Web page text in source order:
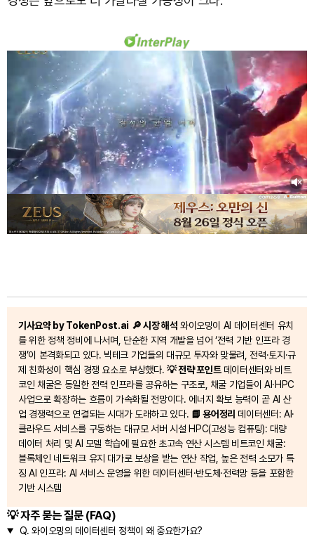
기사요약 by TokenPost.ai 🔎 시장 해석 와이오밍이 AI 데이터센터 유치
를 위한 정책 정비에 나서며, 단순한 지역 개발을 넘어 ‘전력 기반 인프라 경
쟁’이 본격화되고 있다. 빅테크 기업들의 대규모 투자와 맞물려, 전력·토지·규
제 친화성이 핵심 경쟁 요소로 부상했다. 💡 전략 포인트데이터센터와 비트
코인 채굴은 동일한 전력 인프라를 공유하는 구조로, 채굴 기업들이 AI·HPC
사업으로 확장하는 흐름이 가속화될 전망이다. 에너지 확보 능력이 곧 AI 산
업 경쟁력으로 연결되는 시대가 도래하고 있다. 📘 용어정리 데이터센터: AI·
클라우드 서비스를 구동하는 대규모 서버 시설 HPC(고성능 컴퓨팅): 대량
데이터 처리 및 AI 모델 학습에 필요한 초고속 연산 시스템 비트코인 채굴:
블록체인 네트워크 유지 대가로 보상을 받는 연산 작업, 높은 전력 소모가 특
징 AI 인프라: AI 서비스 운영을 위한 데이터센터·반도체·전력망 등을 포함한
기반 시스템
💡 자주 묻는 질문 (FAQ)
Q. 와이오밍의 데이터센터 정책이 왜 중요한가요?